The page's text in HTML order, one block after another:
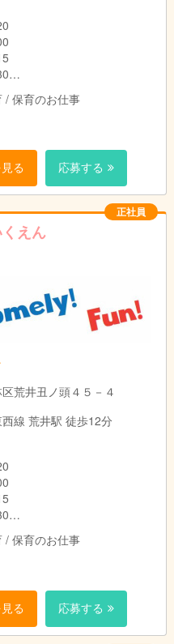
の希望による固定シフト
～19:35
相談
/ 保育のお仕事
る 応募する
正社員
えん
荒井丑ノ頭４５－４
線 荒井駅 徒歩12分
/ 保育のお仕事
る 応募する